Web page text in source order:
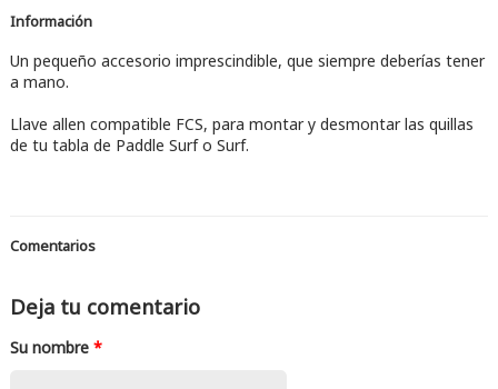
Información
Un pequeño accesorio imprescindible, que siempre deberías tener
a mano.
Llave allen compatible FCS, para montar y desmontar las quillas
de tu tabla de Paddle Surf o Surf.
Comentarios
Deja tu comentario
Su nombre *